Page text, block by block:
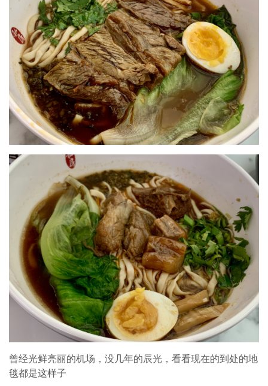
曾经光鲜亮丽的机场，没几年的辰光，看看现在的到处的地
毯都是这样子